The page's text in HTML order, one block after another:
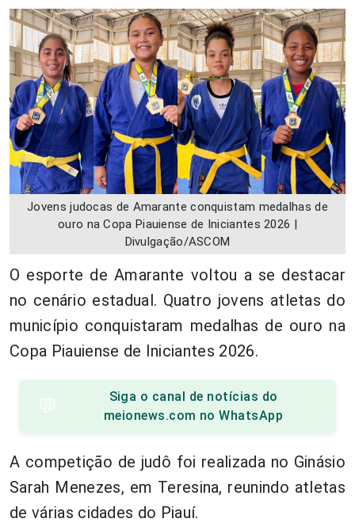
Jovens judocas de Amarante conquistam medalhas de
ouro na Copa Piauiense de Iniciantes 2026 |
Divulgação/ASCOM
O esporte de Amarante voltou a se destacar
no cenário estadual. Quatro jovens atletas do
município conquistaram medalhas de ouro na
Copa Piauiense de Iniciantes 2026.
💬
Siga o canal de notícias do
meionews.com no WhatsApp
A competição de judô foi realizada no Ginásio
Sarah Menezes, em Teresina, reunindo atletas
de várias cidades do Piauí.